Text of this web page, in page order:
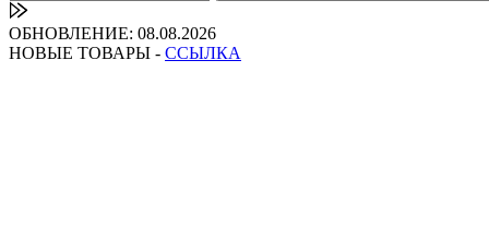
ОБНОВЛЕНИЕ: 08.08.2026
НОВЫЕ ТОВАРЫ - ССЫЛКА